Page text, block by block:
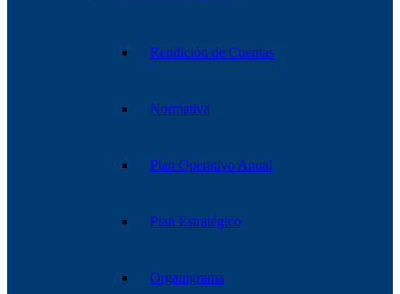
Rendición de Cuentas
Normativa
Plan Operativo Anual
Plan Estratégico
Organigrama